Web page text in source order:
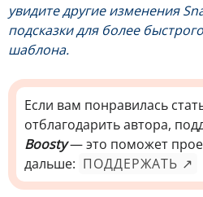
увидите другие изменения
подсказки для более
шаблона.
Если вам понравилась
отблагодарить автора,
Boosty— это поможет
дальше: ПОДДЕРЖАТЬ ↗